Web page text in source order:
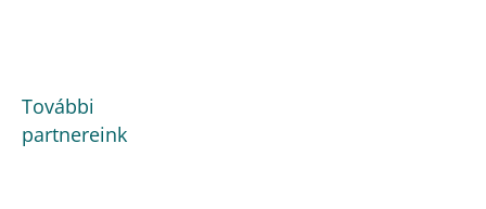
További
partnereink